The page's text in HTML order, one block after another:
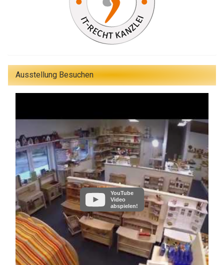
Ausstellung Besuchen
YouTube
Video
abspielen!